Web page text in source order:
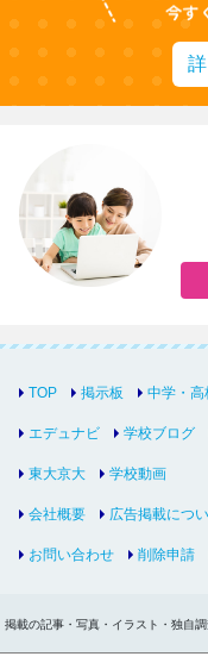
TOP 掲示板 中学・高
エデュナビ 学校ブログ
東大京大 学校動画
会社概要 広告掲載につ
お問い合わせ 削除申請
掲載の記事・写真・イラスト・独自